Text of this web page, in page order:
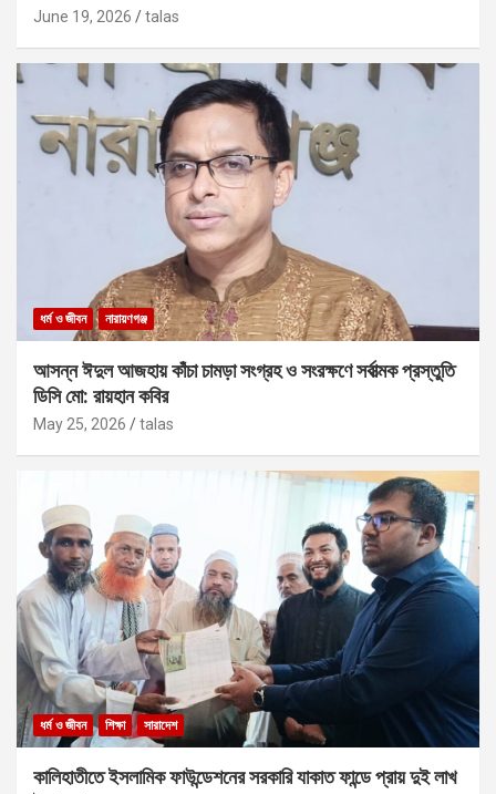
June 19, 2026 talas
ধর্ম ও জীবন নারায়ণগঞ্জ
আসন্ন ঈদুল আজহায় কাঁচা চামড়া সংগ্রহ ও সংরক্ষণে সর্বাত্মক প্রস্তুতি
ডিসি মো: রায়হান কবির
May 25, 2026 talas
ধর্ম ও জীবন শিক্ষা সারাদেশ
কালিহাতীতে ইসলামিক ফাউন্ডেশনের সরকারি যাকাত ফান্ডে প্রায় দুই লাখ